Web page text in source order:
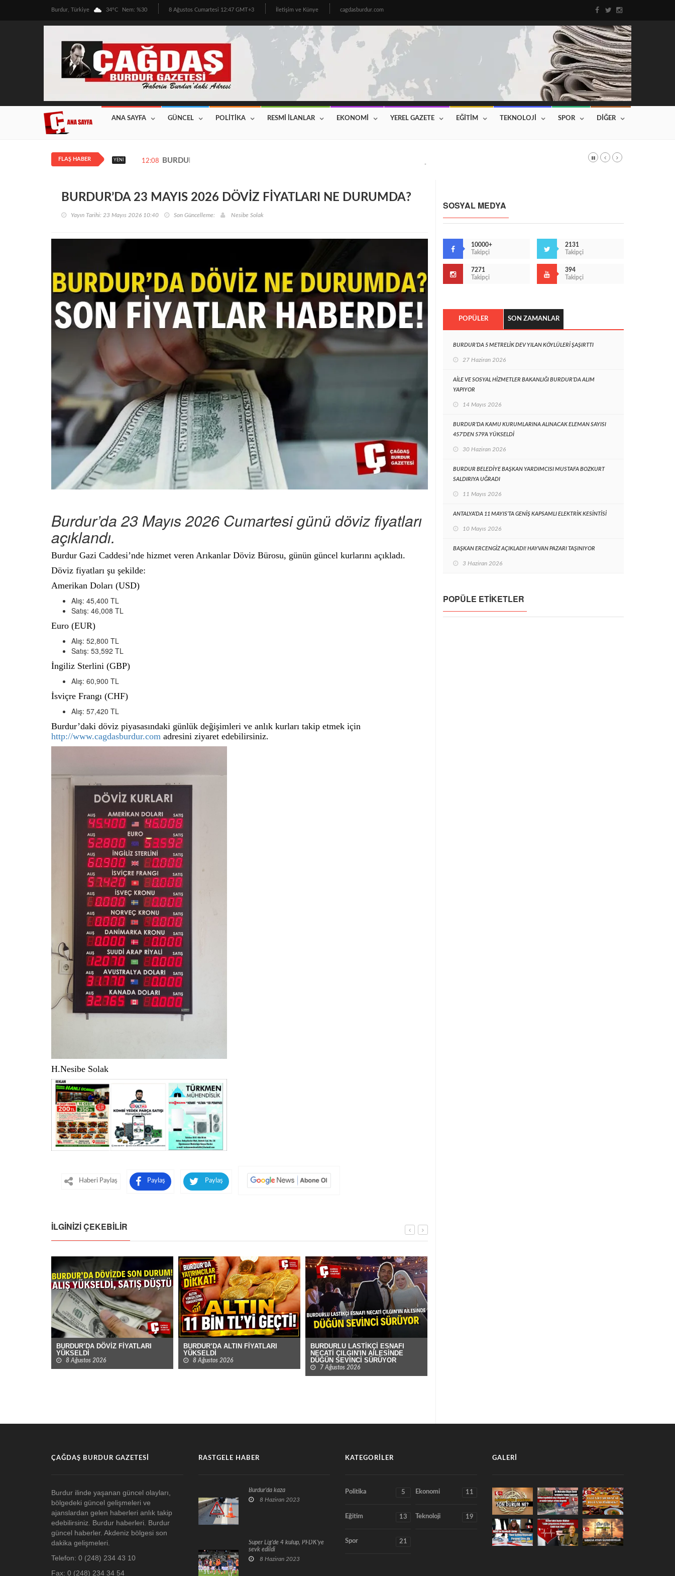
Burdur, Türkiye 34°C Nem: %30 8 Ağustos Cumartesi 12:47 GMT+3 İletişim ve Künye cagdasburdur.com
ANA SAYFA GÜNCEL POLİTİKA RESMİ İLANLAR EKONOMİ YEREL GAZETE EĞİTİM TEKNOLOJİ SPOR DİĞER
FLAŞ HABER YENI 12:08 BURDUR’DA ÜRETİCİNİN BEKLEDİĞİ HABER GELDİ! 2026 YILI FİYATLAR AÇIKLANDI
BURDUR’DA 23 MAYIS 2026 DÖVİZ FİYATLARI NE DURUMDA?
Yayın Tarihi: 23 Mayıs 2026 10:40 Son Güncelleme: Nesibe Solak
Burdur’da 23 Mayıs 2026 Cumartesi günü döviz fiyatları
açıklandı.
Burdur Gazi Caddesi’nde hizmet veren Arıkanlar Döviz Bürosu, günün güncel kurlarını açıkladı.
Döviz fiyatları şu şekilde:
Amerikan Doları (USD)
Alış: 45,400 TL
Satış: 46,008 TL
Euro (EUR)
Alış: 52,800 TL
Satış: 53,592 TL
İngiliz Sterlini (GBP)
Alış: 60,900 TL
İsviçre Frangı (CHF)
Alış: 57,420 TL
Burdur’daki döviz piyasasındaki günlük değişimleri ve anlık kurları takip etmek için
http://www.cagdasburdur.com adresini ziyaret edebilirsiniz.
H.Nesibe Solak
Haberi Paylaş Paylaş Paylaş
İLGINIZI ÇEKEBILIR
BURDUR’DA DÖVİZ FİYATLARI
YÜKSELDİ
8 Ağustos 2026
BURDUR’DA ALTIN FİYATLARI
YÜKSELDİ
8 Ağustos 2026
BURDURLU LASTİKÇİ ESNAFI
NECATİ ÇILGIN'IN AİLESİNDE
DÜĞÜN SEVİNCİ SÜRÜYOR
7 Ağustos 2026
SOSYAL MEDYA
10000+
Takipçi
2131
Takipçi
7271
Takipçi
394
Takipçi
POPÜLER SON ZAMANLAR
BURDUR’DA 5 METRELİK DEV YILAN KÖYLÜLERİ ŞAŞIRTTI
27 Haziran 2026
AİLE VE SOSYAL HİZMETLER BAKANLIĞI BURDUR’DA ALIM
YAPIYOR
14 Mayıs 2026
BURDUR’DA KAMU KURUMLARINA ALINACAK ELEMAN SAYISI
457’DEN 579’A YÜKSELDİ
30 Haziran 2026
BURDUR BELEDİYE BAŞKAN YARDIMCISI MUSTAFA BOZKURT
SALDIRIYA UĞRADI
11 Mayıs 2026
ANTALYA’DA 11 MAYIS’TA GENİŞ KAPSAMLI ELEKTRİK KESİNTİSİ
10 Mayıs 2026
BAŞKAN ERCENGİZ AÇIKLADI! HAYVAN PAZARI TAŞINIYOR
3 Haziran 2026
POPÜLE ETIKETLER
ÇAĞDAŞ BURDUR GAZETESI
Burdur ilinde yaşanan güncel olayları,
bölgedeki güncel gelişmeleri ve
ajanslardan gelen haberleri anlık takip
edebilirsiniz. Burdur haberleri. Burdur
güncel haberler. Akdeniz bölgesi son
dakika gelişmeleri.
Telefon: 0 (248) 234 43 10
Fax: 0 (248) 234 34 54
RASTGELE HABER
Burdur'da kaza
8 Haziran 2023
Süper Lig'de 4 kulüp, PFDK'ye
sevk edildi
8 Haziran 2023
KATEGORILER
Politika 5 Ekonomi 11
Eğitim 13 Teknoloji 19
Spor 21
GALERI